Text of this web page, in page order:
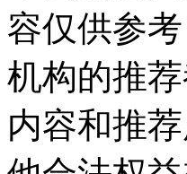
容仅供参
机构的推
内容和推